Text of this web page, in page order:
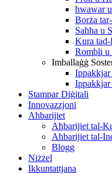
ħwawar
Borża
Saħħa u
Kura
Rombli u
Imballaġġ
Stampar Diġitali
Innovazzjoni
Aħbarijiet
Aħbarijiet tal-
Aħbarijiet tal-
Blogg
Niżżel
Ikkuntattjana